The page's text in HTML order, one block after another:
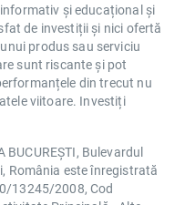
și educațional și
de investiții și nici ofertă
produs sau serviciu
sunt riscante și pot
din trecut nu
viitoare. Investiți
BUCUREȘTI, Bulevardul
România este înregistrată
13245/2008, Cod